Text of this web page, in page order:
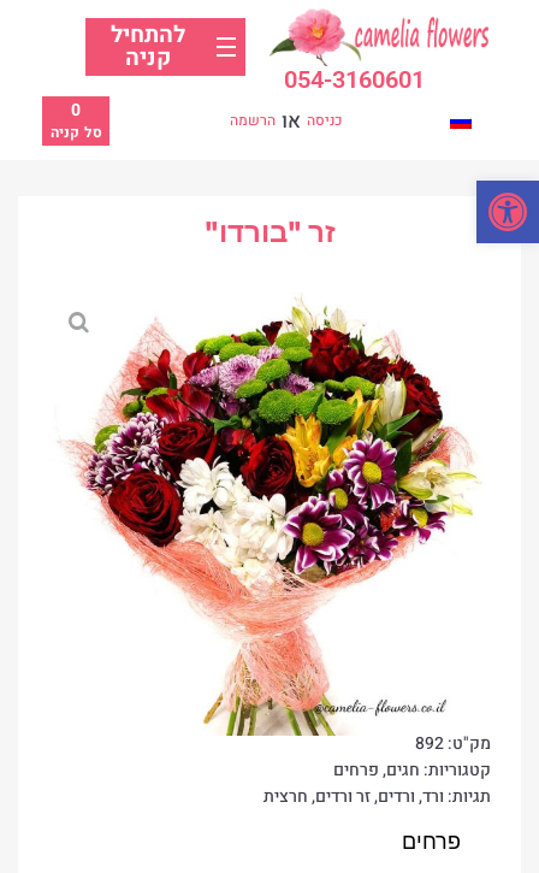
054-3160601
להתחיל
קניה
כניסה או הרשמה
סל קניה
0
זר "בורדו"
מק"ט:892
קטגוריות: חגים,פרחים
תגיות: ורד,ורדים,זר ורדים,חרצית
פרחים
פתח סרגל נגישות